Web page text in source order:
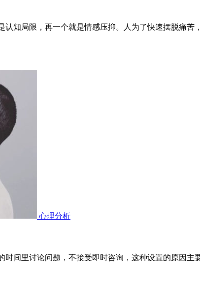
知局限，再一个就是情感压抑。人为了快速摆脱痛
心理分析
间里讨论问题，不接受即时咨询，这种设置的原因